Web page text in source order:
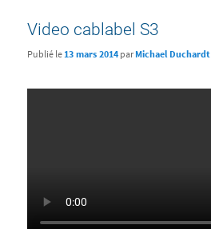
Video cablabel S3
Publié le13 mars 2014 par Michael Duchardt